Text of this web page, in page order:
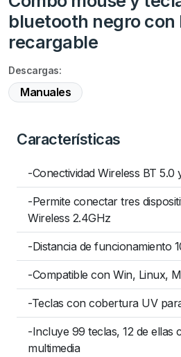
bluetooth negro con
recargable
Descargas:
Manuales
Características
-Conectividad Wireless BT 5.0
-Permite conectar tres
Wireless 2.4GHz
-Distancia de funcionamiento
-Compatible con Win, Linux,
-Teclas con cobertura UV
-Incluye 99 teclas, 12 de ellas
multimedia